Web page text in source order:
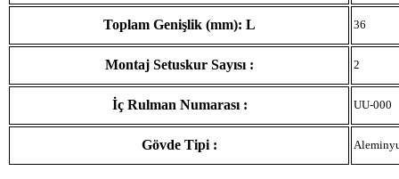
Toplam Genişlik (mm): L 36
Montaj Setuskur Sayısı : 2
İç Rulman Numarası : UU-000
Gövde Tipi :